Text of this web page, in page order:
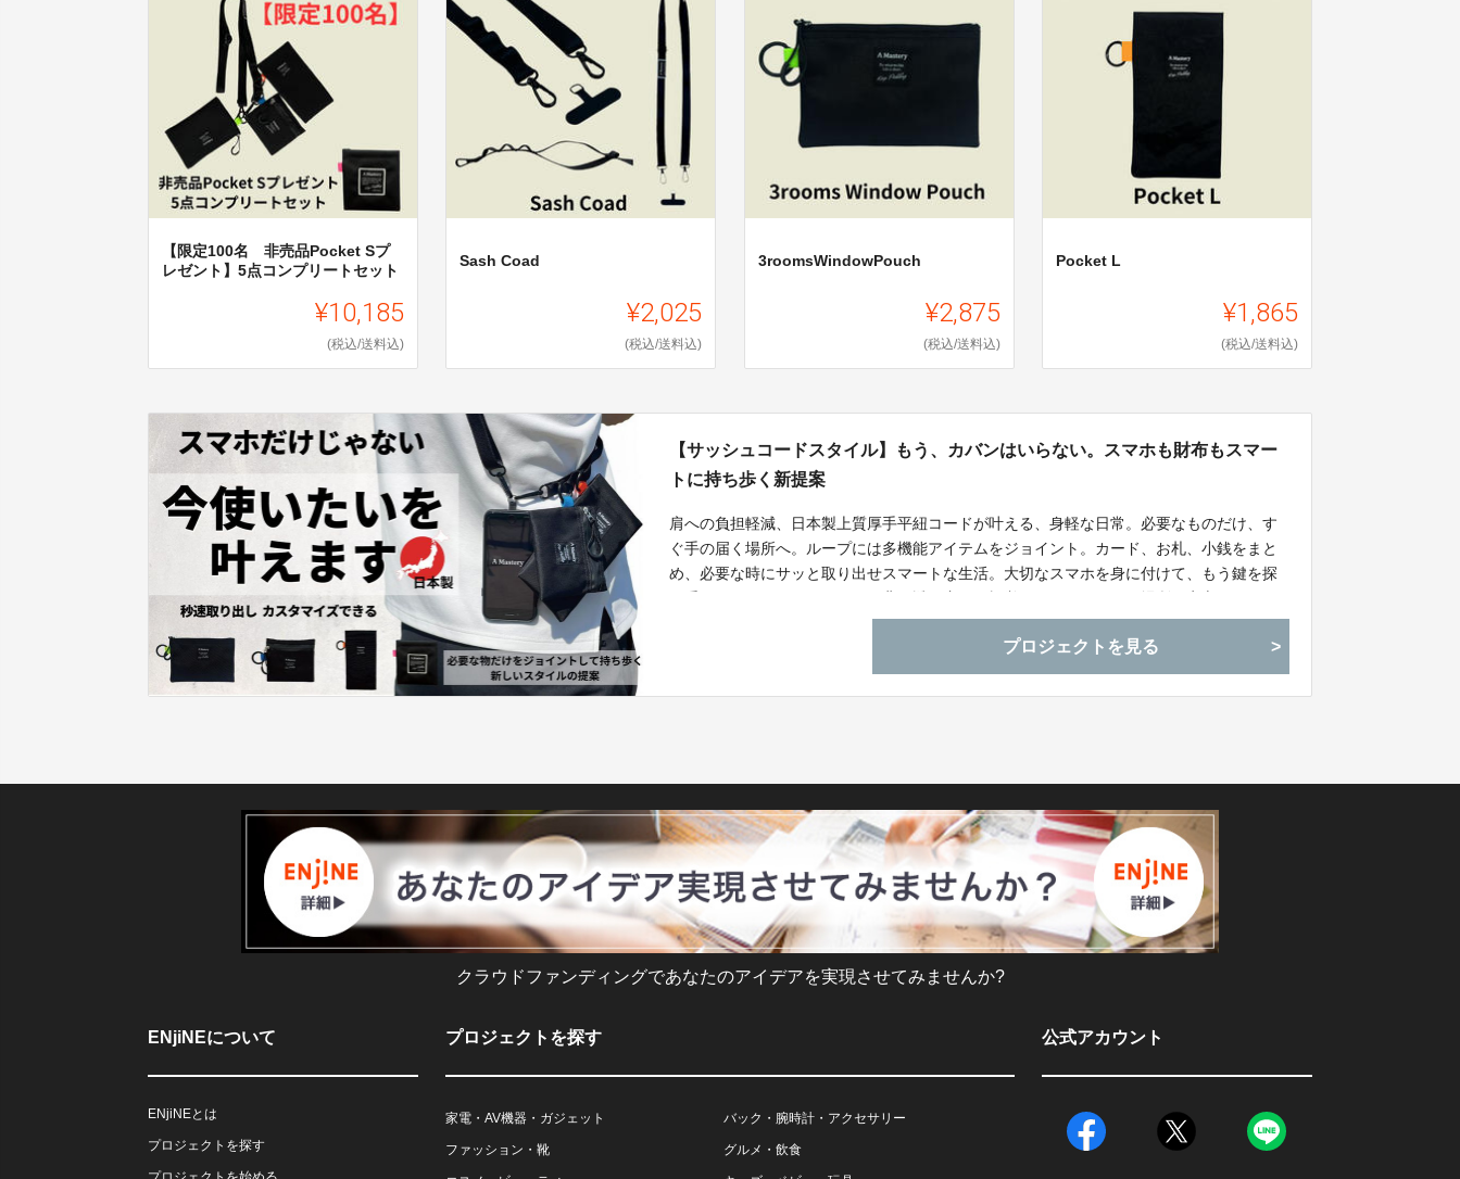
【限定100名 非売品Pocket Sプ
レゼント】5点コンプリートセット
¥10,185
(税込/送料込)
Sash Coad
¥2,025
(税込/送料込)
3roomsWindowPouch
¥2,875
(税込/送料込)
Pocket L
¥1,865
(税込/送料込)
【サッシュコードスタイル】もう、カバンはいらない。スマホも財布もスマー
トに持ち歩く新提案
肩への負担軽減、日本製上質厚手平紐コードが叶える、身軽な日常。必要なものだけ、す
ぐ手の届く場所へ。ループには多機能アイテムをジョイント。カード、お札、小銭をまと
め、必要な時にサッと取り出せスマートな生活。大切なスマホを身に付けて、もう鍵を探
プロジェクトを見る
クラウドファンディングであなたのアイデアを実現させてみませんか?
ENjiNEについて
ENjiNEとは
プロジェクトを探す
プロジェクトを探す
家電・AV機器・ガジェット バック・腕時計・アクセサリー
ファッション・靴 グルメ・飲食
公式アカウント